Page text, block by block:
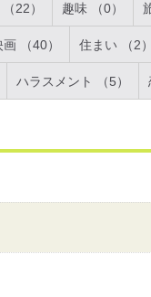
22） 趣味 （0）
（40） 住まい （2
ハラスメント （5）